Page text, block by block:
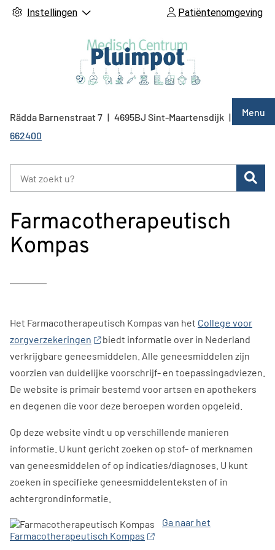
Instellingen Patiëntenomgeving
Menu
Rädda Barnenstraat7 4695BJ Sint-Maartensdijk
0166
662400
Farmacotherapeutisch
Kompas
Het Farmacotherapeutisch Kompas van het College voor
zorgverzekeringen
biedt informatie over in Nederland
verkrijgbare geneesmiddelen. Alle geneesmiddelen zijn
voorzien van duidelijke voorschrijf- en toepassingadviezen.
De website is primair bestemd voor artsen en apothekers
en degenen die voor deze beroepen worden opgeleid.
Op deze website vindt u op verschillende manieren
informatie. U kunt gericht zoeken op stof- of merknamen
van geneesmiddelen of op indicaties/diagnoses. U kunt
zoeken in specifieke geneesmiddelenteksten of in
achtergrondinformatie.
Ga naar het
Farmacotherapeutisch Kompas